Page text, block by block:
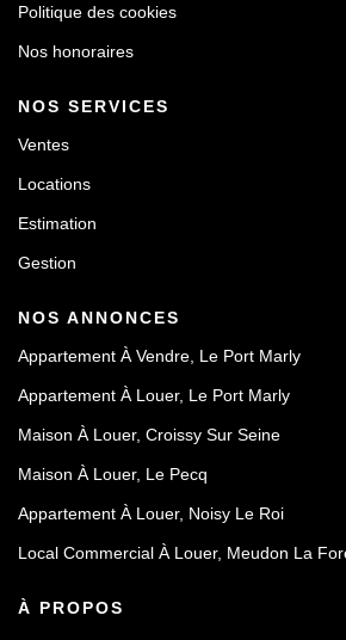
Politique des cookies
Nos honoraires
NOS SERVICES
Ventes
Locations
Estimation
Gestion
NOS ANNONCES
Appartement À Vendre, Le Port Marly
Appartement À Louer, Le Port Marly
Maison À Louer, Croissy Sur Seine
Maison À Louer, Le Pecq
Appartement À Louer, Noisy Le Roi
Local Commercial À Louer, Meudon La
À PROPOS